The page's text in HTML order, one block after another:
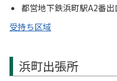
都営地下鉄浜町駅A2番
受持ち区域
浜町出張所